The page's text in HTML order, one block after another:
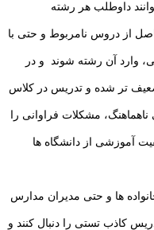
داوطلب هر رشته
از دروس نامربوط و حتی با
وارد آن رشته شوند و در
تر شده و تدریس در کلاس
مشکلات فراوانی را
آموزشی از دانشگاه ها
ها و حتی مدیران مدارس
کاذب تستی را دنبال کنند و